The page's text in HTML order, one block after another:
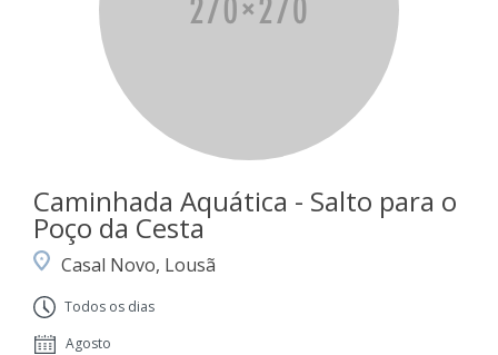
Caminhada Aquática - Salto para o
Poço da Cesta
Casal Novo, Lousã
Todos os dias
Agosto